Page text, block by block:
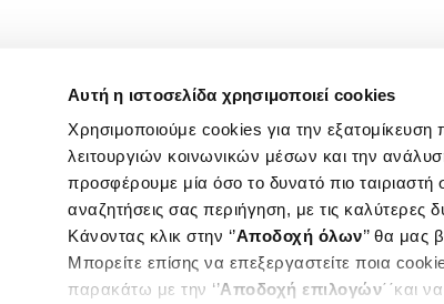
Αυτή η ιστοσελίδα χρησιμοποιεί cookies
Χρησιμοποιούμε cookies για την
λειτουργιών κοινωνικών μέσων και την
προσφέρουμε μία όσο το δυνατό πιο ταιριαστή
αναζητήσεις σας περιήγηση, με τις καλύτερες
Κάνοντας κλικ στην ‘’Αποδοχή όλων’’ θα
Μπορείτε επίσης να επεξεργαστείτε ποια
παρακάτω με την ‘’Αποδοχή επιλογών΄΄και